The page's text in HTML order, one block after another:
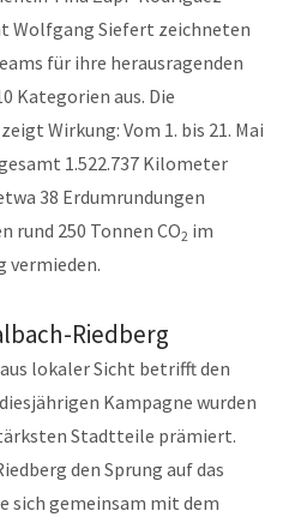
Wolfgang Siefert zeichneten
für ihre herausragenden
Kategorien aus. Die
Wirkung: Vom 1. bis 21. Mai
1.522.737 Kilometer
38 Erdumrundungen
rund 250 Tonnen CO2 im
vermieden.
Riedberg
lokaler Sicht betrifft den
Kampagne wurden
Stadtteile prämiert.
den Sprung auf das
sich gemeinsam mit dem